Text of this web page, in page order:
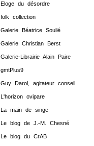
Eloge du désordre
folk collection
Galerie Béatrice Soulié
Galerie Christian Berst
Galerie-Librairie Alain Paire
gmtPlus9
Guy Darol, agitateur conseil
L'horizon ovipare
La main de singe
Le blog de J.-M. Chesné
Le blog du CrAB